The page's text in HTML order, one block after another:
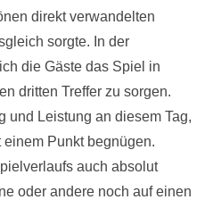
direkt verwandelten
sorgte. In der
die Gäste das Spiel in
dritten Treffer zu sorgen.
und Leistung an diesem Tag,
Punkt begnügen.
auch absolut
oder andere noch auf einen